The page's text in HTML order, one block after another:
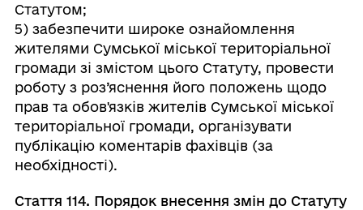
Статутом;
5) забезпечити широке ознайомлення
жителями Сумської міської територіальної
громади зі змістом цього Статуту, провести
роботу з роз’яснення його положень щодо
прав та обов'язків жителів Сумської міської
територіальної громади, організувати
публікацію коментарів фахівців (за
необхідності).
Стаття 114. Порядок внесення змін до Статуту